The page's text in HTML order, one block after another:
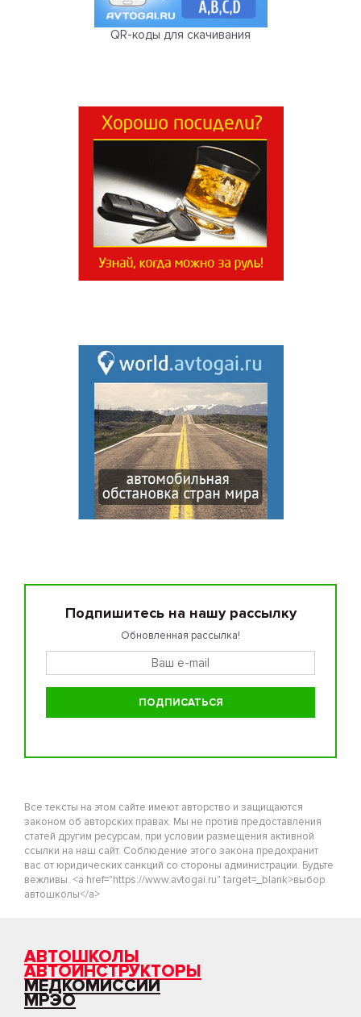
QR-коды для скачивания
Подпишитесь на нашу рассылку
Обновленная рассылка!
Все тексты на этом сайте имеют авторство и защищаются
законом об авторских правах. Мы не против предоставления
статей другим ресурсам, при условии размещения активной
ссылки на наш сайт. Соблюдение этого закона предохранит
вас от юридических санкций со стороны администрации. Будьте
вежливы. <a href="https://www.avtogai.ru" target=_blank>выбор
автошколы</a>
АВТОШКОЛЫ
АВТОИНСТРУКТОРЫ
МЕДКОМИССИИ
МРЭО